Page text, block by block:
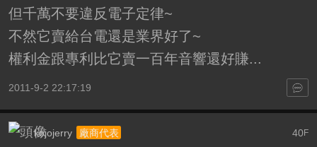
但千萬不要違反電子定律~
不然它賣給台電還是業界好了~
權利金跟專利比它賣一百年音響還好賺...
2011-9-2 22:17:19
40F
kojojerry 廠商代表